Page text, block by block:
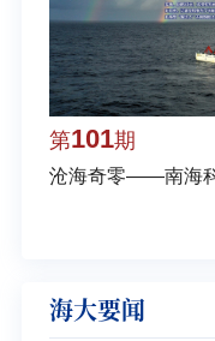
第101期
沧海奇零——南海
海大要闻